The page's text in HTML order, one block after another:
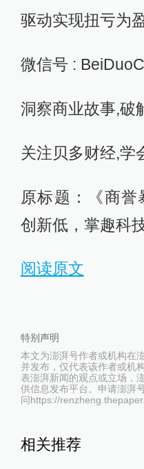
驱动实现扭亏为
微信号 :
洞察商业故事,破
关注贝多财经,学
原标题：《商
创新低，掌趣科
阅读原文
特别声明
本文为澎湃号作者或机构在
并发布，仅代表该作者或机
表澎湃新闻的观点或立场，
供信息发布平台。申请澎湃
问https://
相关推荐